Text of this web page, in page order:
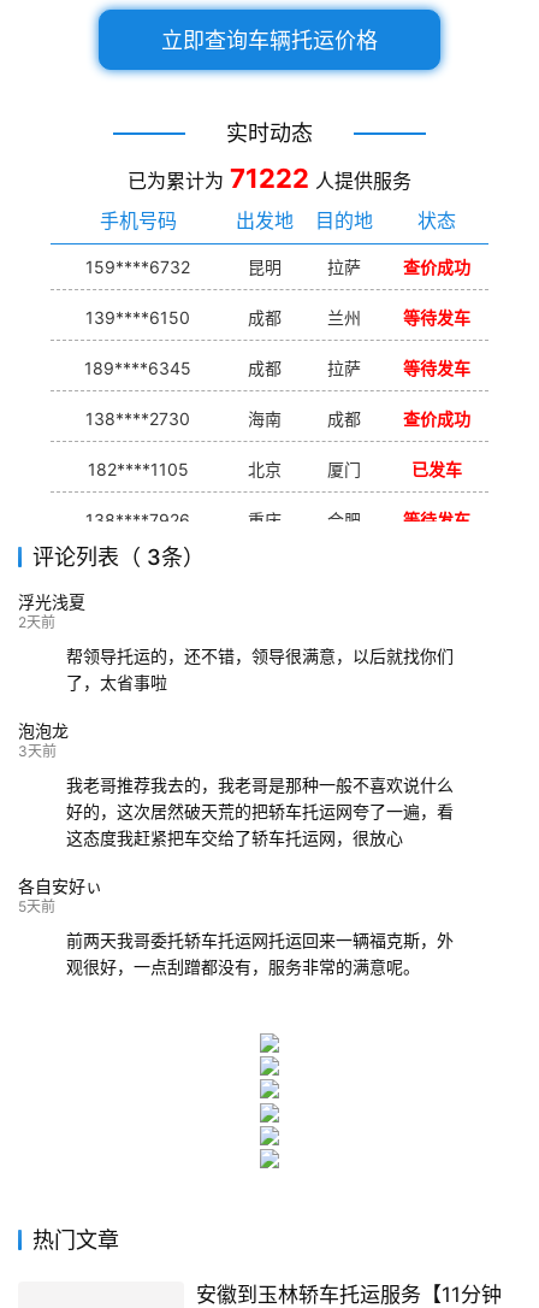
立即查询车辆托运价格
实时动态
已为累计为 71222 人提供服务
手机号码
出发地 目的地 状态
159****6732 昆明 拉萨 查价成功
139****6150 成都 兰州 等待发车
189****6345 成都 拉萨 等待发车
138****2730 海南 成都 查价成功
182****1105 北京 厦门 已发车
138****7926 重庆 合肥 等待发车
139****9233
评论列表（ 3条）
浮光浅夏
2天前
帮领导托运的，还不错，领导很满意，以后就找你们
了，太省事啦
泡泡龙
3天前
我老哥推荐我去的，我老哥是那种一般不喜欢说什么
好的，这次居然破天荒的把轿车托运网夸了一遍，看
这态度我赶紧把车交给了轿车托运网，很放心
各自安好ぃ
5天前
前两天我哥委托轿车托运网托运回来一辆福克斯，外
观很好，一点刮蹭都没有，服务非常的满意呢。
热门文章
安徽到玉林轿车托运服务【11分钟